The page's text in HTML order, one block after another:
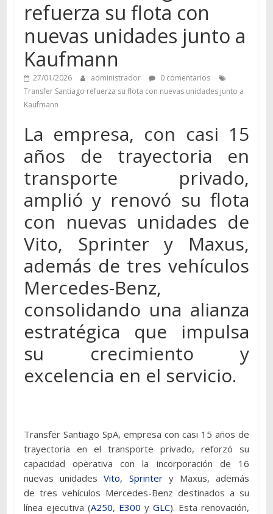
refuerza su flota con
nuevas unidades junto a
Kaufmann
27/01/2026 administrador
0 comentarios
Transfer Santiago refuerza su flota con nuevas unidades junto a
Kaufmann
La empresa, con casi 15
años de trayectoria en
transporte privado,
amplió y renovó su flota
con nuevas unidades de
Vito, Sprinter y Maxus,
además de tres vehículos
Mercedes-Benz,
consolidando una alianza
estratégica que impulsa
su crecimiento y
excelencia en el servicio.
Transfer Santiago SpA, empresa con casi 15 años de
trayectoria en el transporte privado, reforzó su
capacidad operativa con la incorporación de 16
nuevas unidadesVito, Sprinter y Maxus, además
de tres vehículos Mercedes-Benz destinados a su
línea ejecutiva (A250, E300 yGLC). Esta renovación,